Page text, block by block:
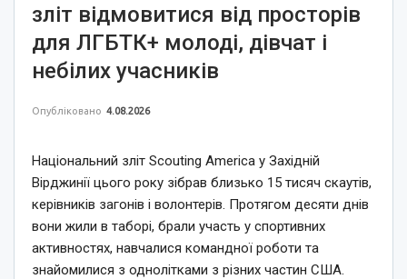
зліт відмовитися від просторів
для ЛГБТК+ молоді, дівчат і
небілих учасників
Опубліковано 4.08.2026
Національний зліт Scouting America у Західній
Вірджинії цього року зібрав близько 15 тисяч скаутів,
керівників загонів і волонтерів. Протягом десяти днів
вони жили в таборі, брали участь у спортивних
активностях, навчалися командної роботи та
знайомилися з однолітками з різних частин США.